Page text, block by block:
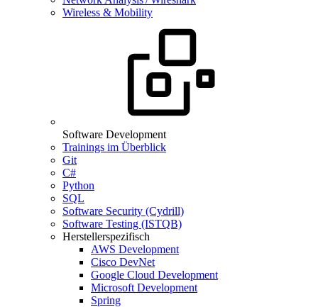
Wireless & Mobility
Software Development
Trainings im Überblick
Git
C#
Python
SQL
Software Security (Cydrill)
Software Testing (ISTQB)
Herstellerspezifisch
AWS Development
Cisco DevNet
Google Cloud Development
Microsoft Development
Spring